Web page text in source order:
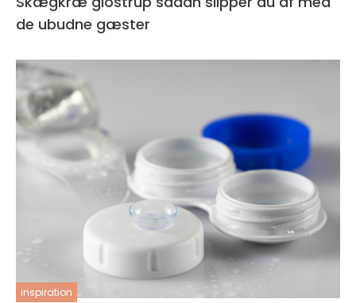
de ubudne gæster
inspiration